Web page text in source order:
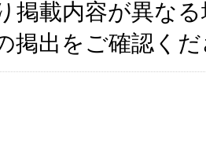
掲載内容が異な
掲出をご確認く